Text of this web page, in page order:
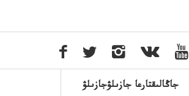
جاڭالىقتارعا جازىلۋجازىلۋ